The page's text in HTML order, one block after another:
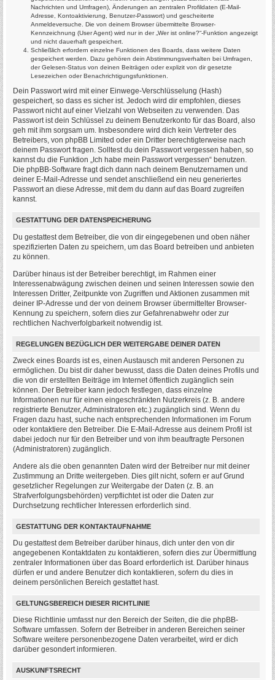
Nachrichten und Umfragen), Änderungen an zentralen Profildaten (E-Mail-
Adresse, Kontoaktivierung, Benutzer-Passwort) und gescheiterte
Anmeldeversuche. Die von deinem Browser übermittelte Browser-
Kennzeichnung (User Agent) wird nur in der „Wer ist online?“-Funktion angezeigt
und nicht dauerhaft gespeichert.
Schließlich erfordern einzelne Funktionen des Boards, dass weitere Daten
gespeichert werden. Dazu gehören dein Abstimmungsverhalten bei Umfragen,
der Gelesen-Status von deinen Beiträgen oder explizit von dir gesetzte
Lesezeichen oder Benachrichtigungsfunktionen.
Dein Passwort wird mit einer Einwege-Verschlüsselung (Hash)
gespeichert, so dass es sicher ist. Jedoch wird dir empfohlen, dieses
Passwort nicht auf einer Vielzahl von Webseiten zu verwenden. Das
Passwort ist dein Schlüssel zu deinem Benutzerkonto für das Board, also
geh mit ihm sorgsam um. Insbesondere wird dich kein Vertreter des
Betreibers, von phpBB Limited oder ein Dritter berechtigterweise nach
deinem Passwort fragen. Solltest du dein Passwort vergessen haben, so
kannst du die Funktion „Ich habe mein Passwort vergessen“ benutzen.
Die phpBB-Software fragt dich dann nach deinem Benutzernamen und
deiner E-Mail-Adresse und sendet anschließend ein neu generiertes
Passwort an diese Adresse, mit dem du dann auf das Board zugreifen
kannst.
GESTATTUNG DER DATENSPEICHERUNG
Du gestattest dem Betreiber, die von dir eingegebenen und oben näher
spezifizierten Daten zu speichern, um das Board betreiben und anbieten
zu können.
Darüber hinaus ist der Betreiber berechtigt, im Rahmen einer
Interessenabwägung zwischen deinen und seinen Interessen sowie den
Interessen Dritter, Zeitpunkte von Zugriffen und Aktionen zusammen mit
deiner IP-Adresse und der von deinem Browser übermittelter Browser-
Kennung zu speichern, sofern dies zur Gefahrenabwehr oder zur
rechtlichen Nachverfolgbarkeit notwendig ist.
REGELUNGEN BEZÜGLICH DER WEITERGABE DEINER DATEN
Zweck eines Boards ist es, einen Austausch mit anderen Personen zu
ermöglichen. Du bist dir daher bewusst, dass die Daten deines Profils und
die von dir erstellten Beiträge im Internet öffentlich zugänglich sein
können. Der Betreiber kann jedoch festlegen, dass einzelne
Informationen nur für einen eingeschränkten Nutzerkreis (z. B. andere
registrierte Benutzer, Administratoren etc.) zugänglich sind. Wenn du
Fragen dazu hast, suche nach entsprechenden Informationen im Forum
oder kontaktiere den Betreiber. Die E-Mail-Adresse aus deinem Profil ist
dabei jedoch nur für den Betreiber und von ihm beauftragte Personen
(Administratoren) zugänglich.
Andere als die oben genannten Daten wird der Betreiber nur mit deiner
Zustimmung an Dritte weitergeben. Dies gilt nicht, sofern er auf Grund
gesetzlicher Regelungen zur Weitergabe der Daten (z. B. an
Strafverfolgungsbehörden) verpflichtet ist oder die Daten zur
Durchsetzung rechtlicher Interessen erforderlich sind.
GESTATTUNG DER KONTAKTAUFNAHME
Du gestattest dem Betreiber darüber hinaus, dich unter den von dir
angegebenen Kontaktdaten zu kontaktieren, sofern dies zur Übermittlung
zentraler Informationen über das Board erforderlich ist. Darüber hinaus
dürfen er und andere Benutzer dich kontaktieren, sofern du dies in
deinem persönlichen Bereich gestattet hast.
GELTUNGSBEREICH DIESER RICHTLINIE
Diese Richtlinie umfasst nur den Bereich der Seiten, die die phpBB-
Software umfassen. Sofern der Betreiber in anderen Bereichen seiner
Software weitere personenbezogene Daten verarbeitet, wird er dich
darüber gesondert informieren.
AUSKUNFTSRECHT